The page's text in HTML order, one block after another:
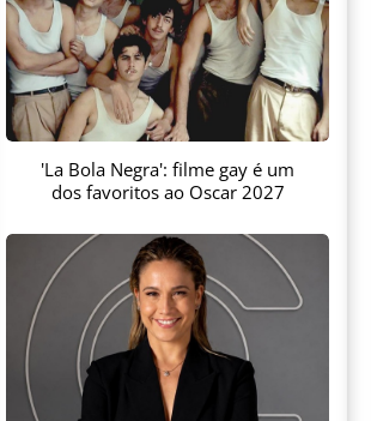
'La Bola Negra': filme gay é um
dos favoritos ao Oscar 2027